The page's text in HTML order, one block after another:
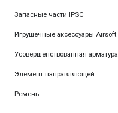
Запасные части IPSC
Игрушечные аксессуары Airsoft
Усовершенствованная арматура
Элемент направляющей
Ремень